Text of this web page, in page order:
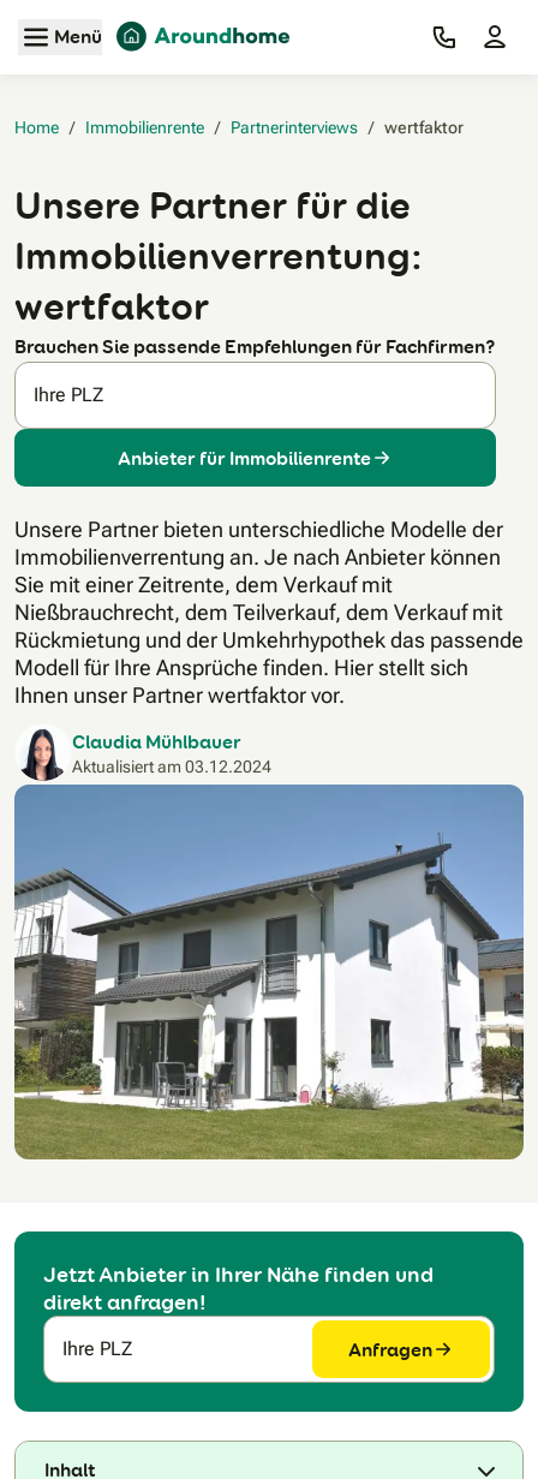
Zum Hauptinhalt
Menü
Home / Immobilienrente / Partnerinterviews / wertfaktor‎
Unsere Partner für die
Immobilienverrentung:
wertfaktor
Brauchen Sie passende Empfehlungen für Fachfirmen?
Ihre PLZ
Anbieter für Immobilienrente
Unsere Partner bieten unterschiedliche Modelle der
Immobilienverrentung an. Je nach Anbieter können
Sie mit einer Zeitrente, dem Verkauf mit
Nießbrauchrecht, dem Teilverkauf, dem Verkauf mit
Rückmietung und der Umkehrhypothek das passende
Modell für Ihre Ansprüche finden. Hier stellt sich
Ihnen unser Partner wertfaktor vor.
Claudia Mühlbauer
Aktualisiert am 03.12.2024
Jetzt Anbieter in Ihrer Nähe finden und
direkt anfragen!
Ihre PLZ Anfragen
Inhalt